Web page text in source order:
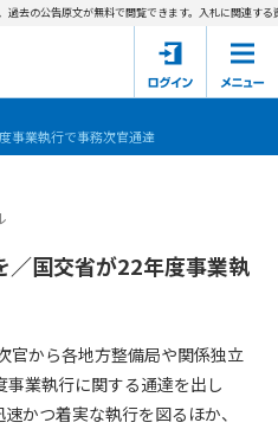
料
札資料
て
一覧
の公告原文が無料で閲覧できます。入札に関連する資
事業執行で事務次官通達
／国交省が22年度事業執
官から各地方整備局や関係独立
業執行に関する通達を出し
かつ着実な執行を図るほか、
いて定めるものです。
随時掲載するルールは本規約の
。